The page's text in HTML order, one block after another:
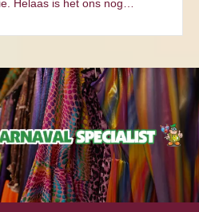
Helaas is het ons nog…